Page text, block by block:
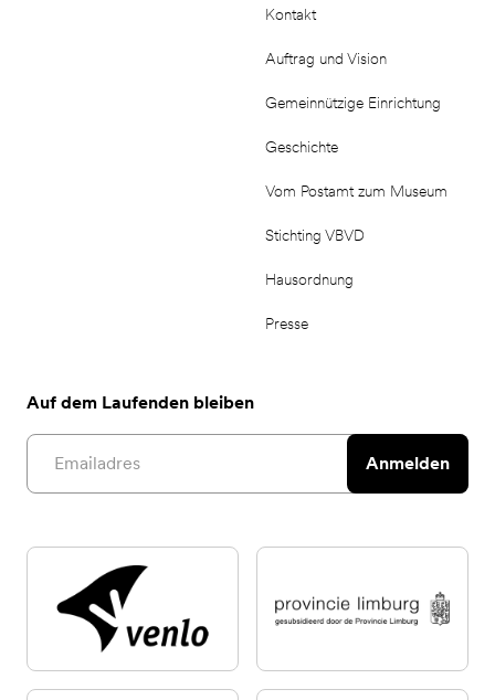
Kontakt
Auftrag und Vision
Gemeinnützige Einrichtung
Geschichte
Vom Postamt zum Museum
Stichting VBVD
Hausordnung
Presse
Auf dem Laufenden bleiben
Email address
Anmelden